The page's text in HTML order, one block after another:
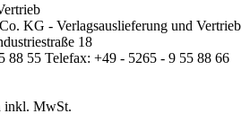
KG - Verlagsauslieferung und Vertrieb
18
88 55 Telefax: +49 - 5265 - 9 55 88 66
inkl. MwSt.